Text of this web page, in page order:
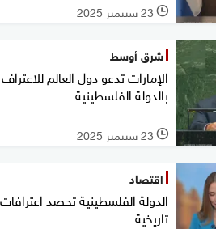
l 23 سبتمبر 2025
شرق أوسط
الإمارات تدعو دول العالم للاعتراف
بالدولة الفلسطينية
l 23 سبتمبر 2025
اقتصاد
الدولة الفلسطينية تحصد اعترافات
تاريخية